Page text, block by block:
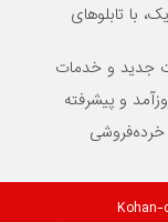
با تابلوهای
جدید و خدمات
و پیشرفته
خرده‌فروشی